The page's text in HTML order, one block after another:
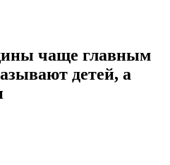
чаще главным
детей, а